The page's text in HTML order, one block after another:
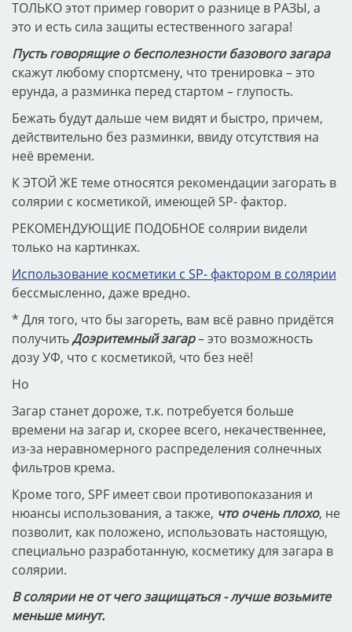
ТОЛЬКО этот пример говорит о разнице в РАЗЫ, а
это и есть сила защиты естественного загара!
Пусть говорящие о бесполезности базового загара
скажут любому спортсмену, что тренировка – это
ерунда, а разминка перед стартом – глупость.
Бежать будут дальше чем видят и быстро, причем,
действительно без разминки, ввиду отсутствия на
неё времени.
К ЭТОЙ ЖЕ теме относятся рекомендации загорать в
солярии с косметикой, имеющей SP- фактор.
РЕКОМЕНДУЮЩИЕ ПОДОБНОЕ солярии видели
только на картинках.
Использование косметики с SP- фактором в солярии
бессмысленно, даже вредно.
* Для того, что бы загореть, вам всё равно придётся
получитьДоэритемный загар– это возможность
дозу УФ, что с косметикой, что без неё!
Но
Загар станет дороже, т.к. потребуется больше
времени на загар и, скорее всего, некачественнее,
из-за неравномерного распределения солнечных
фильтров крема.
Кроме того, SPF имеет свои противопоказания и
нюансы использования, а также, что очень плохо, не
позволит, как положено, использовать настоящую,
специально разработанную, косметику для загара в
солярии.
В солярии не от чего защищаться - лучше возьмите
меньше минут.